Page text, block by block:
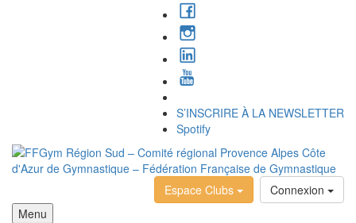
S’INSCRIRE À LA NEWSLETTER
Spotify
Connexion
Espace Clubs
Menu